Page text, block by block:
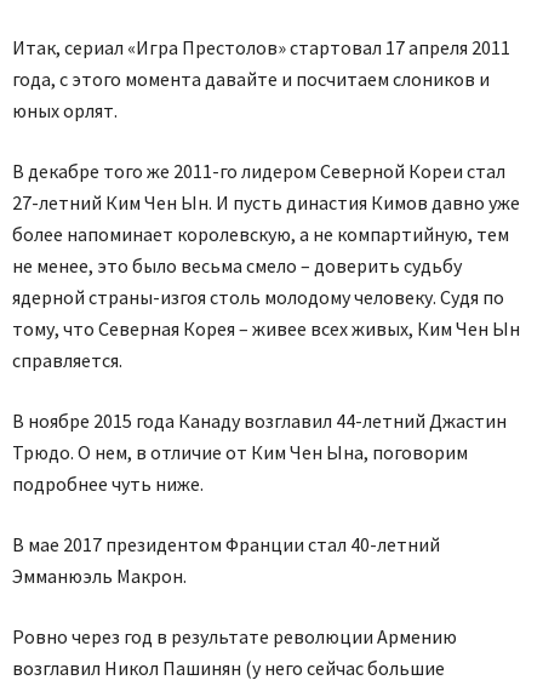
Итак, сериал «Игра Престолов» стартовал 17 апреля 2011
года, с этого момента давайте и посчитаем слоников и
юных орлят.
В декабре того же 2011-го лидером Северной Кореи стал
27-летний Ким Чен Ын. И пусть династия Кимов давно уже
более напоминает королевскую, а не компартийную, тем
не менее, это было весьма смело – доверить судьбу
ядерной страны-изгоя столь молодому человеку. Судя по
тому, что Северная Корея – живее всех живых, Ким Чен Ын
справляется.
В ноябре 2015 года Канаду возглавил 44-летний Джастин
Трюдо. О нем, в отличие от Ким Чен Ына, поговорим
подробнее чуть ниже.
В мае 2017 президентом Франции стал 40-летний
Эмманюэль Макрон.
Ровно через год в результате революции Армению
возглавил Никол Пашинян (у него сейчас большие